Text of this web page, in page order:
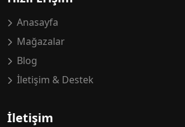
Anasayfa
Mağazalar
Blog
İletişim & Destek
İletişim